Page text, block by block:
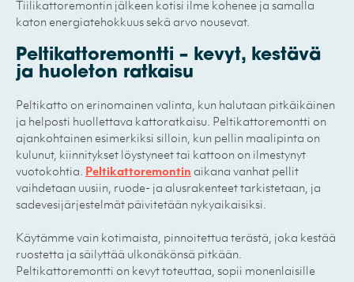
Tiilikattoremontin jälkeen kotisi ilme kohenee ja samalla
katon energiatehokkuus sekä arvo nousevat.
Peltikattoremontti – kevyt, kestävä
ja huoleton ratkaisu
Peltikatto on erinomainen valinta, kun halutaan pitkäikäinen
ja helposti huollettava kattoratkaisu. Peltikattoremontti on
ajankohtainen esimerkiksi silloin, kun pellin maalipinta on
kulunut, kiinnitykset löystyneet tai kattoon on ilmestynyt
vuotokohtia. Peltikattoremontin aikana vanhat pellit
vaihdetaan uusiin, ruode- ja alusrakenteet tarkistetaan, ja
sadevesijärjestelmät päivitetään nykyaikaisiksi.
Käytämme vain kotimaista, pinnoitettua terästä, joka kestää
ruostetta ja säilyttää ulkonäkönsä pitkään.
Peltikattoremontti on kevyt toteuttaa, sopii monenlaisille